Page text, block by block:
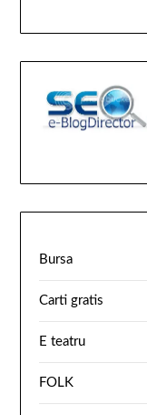
Bursa
Carti gratis
E teatru
FOLK